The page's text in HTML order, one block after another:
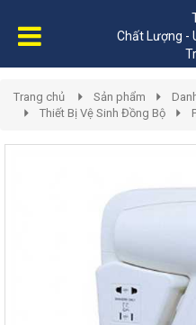
Chất Lượng -
Trang chủ Sản phẩm
Thiết Bị Vệ Sinh Đồng Bộ